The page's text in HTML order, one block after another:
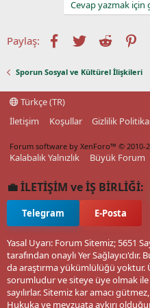
Cevap yazmak için
Paylaş: Facebook
TwitterReddit
Sporun Sosyal ve Kültürel İlişkileri
Türkçe (TR)
İletişim
Koşullar Gizlilik
Forum software by XenForo™ © 2010-
Kalabalık Yalnızlık Büyük Forum
💼 İLETİŞİM ve İŞ BİRLİĞİ:
Telegram E-Posta
Yasal Uyarı: Forum Sitemiz; 5651
tarafından onaylı Yer
da araştırma yükümlülüğü yoktur.
sorumludur ve siteye üye olmak
sayılırlar. Sitemiz kar amacı
Hukuka ve mevzuata aykırı